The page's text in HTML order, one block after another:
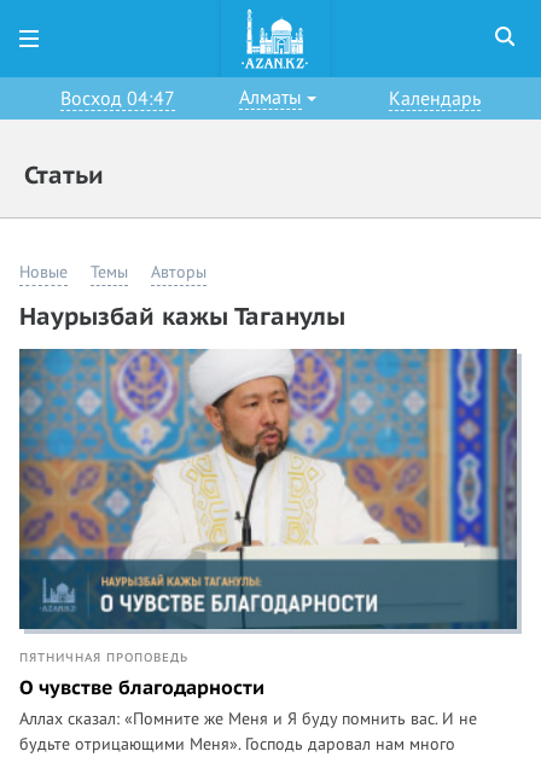
Восход 04:47 Алматы Календарь
Статьи
Новые Темы Авторы
Наурызбай кажы Таганулы
ПЯТНИЧНАЯ ПРОПОВЕДЬ
О чувстве благодарности
Аллах сказал: «Помните же Меня и Я буду помнить вас. И не
будьте отрицающими Меня». Господь даровал нам много